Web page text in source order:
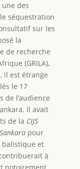
des
séquestration
sur les
la
de recherche
(GRILA),
il est étrange
le 17
de l’audience
Il avait
de la CIJS
pour
balistique et
à